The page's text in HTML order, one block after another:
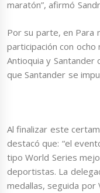
maratón”, afirmó
Por su parte, en Para
participación con ocho
Antioquia y Santander
que Santander se
Al finalizar este
destacó que: “el
tipo World Series
deportistas. La
medallas, seguida por